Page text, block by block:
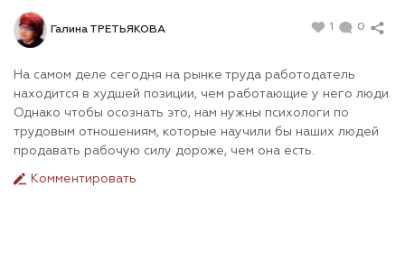
Галина ТРЕТЬЯКОВА 1 0
На самом деле сегодня на рынке труда работодатель
находится в худшей позиции, чем работающие у него люди.
Однако чтобы осознать это, нам нужны психологи по
трудовым отношениям, которые научили бы наших людей
продавать рабочую силу дороже, чем она есть.
Комментировать